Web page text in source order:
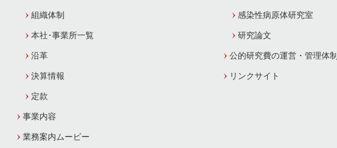
組織体制
本社･事業所一覧
沿革
決算情報
定款
事業内容
業務案内ムービー
感染性病原体研究室
研究論文
公的研究費の運営・管理体制
リンクサイト